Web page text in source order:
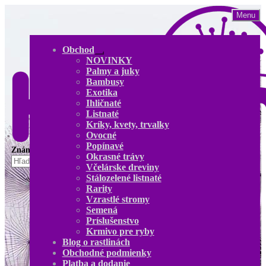
Hľadať:
Menu
NOVINKY
Palmy a juky
Bambusy
Exotika
Ihličnaté
Listnaté
Kríky, kvety, trvalky
Obchod
Rozbaliť
podradené
menu
NOVINKY
Palmy a juky
Bambusy
Exotika
Ihličnaté
Listnaté
Kríky, kvety, trvalky
Ovocné
Popínavé
Okrasné trávy
Včelárske dreviny
Stálozelené listnaté
Rarity
Vzrastlé stromy
Semená
Príslušenstvo
Krmivo pre ryby
Blog o rastlinách
Obchodné podmienky
Platba a dodanie